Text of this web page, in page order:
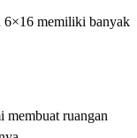
6×16 memiliki banyak
membuat ruangan